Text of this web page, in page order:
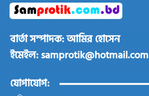
বার্তা সম্পাদক: আমির হোসেন
ইমেইল: samprotik@hotmail.com
যোগাযোগ: